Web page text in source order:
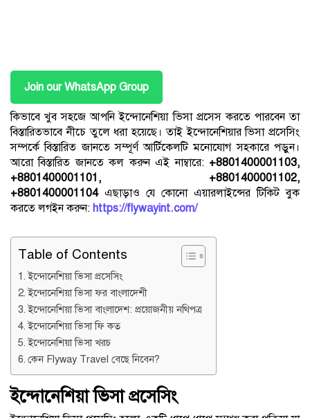
Join our WhatsApp Group
কিভাবে খুব সহজে আপনি ইন্দোনেশিয়া ভিসা প্রসেস করতে পারবেন তা
বিস্তারিতভাবে নীচে তুলে ধরা হয়েছে। তাই ইন্দোনেশিয়ার ভিসা প্রসেসিং
সম্পর্কে বিস্তারিত জানতে সম্পূর্ণ আর্টিকেলটি মনোযোগ সহকারে পড়ুন।
আরো বিস্তারিত জানতে কল করুন এই নাম্বারে: +8801400001103,
+8801400001101, +8801400001102,
+8801400001104 এছাড়াও যে কোনো এয়ারলাইন্সের টিকিট বুক
করতে লগইন করুন: https://flywayint.com/
Table of Contents
ইন্দোনেশিয়া ভিসা প্রসেসিং
ইন্দোনেশিয়া ভিসা ফর বাংলাদেশী
ইন্দোনেশিয়া ভিসা বাংলাদেশ: প্রয়োজনীয় নথিপত্র
ইন্দোনেশিয়া ভিসা ফি কত
ইন্দোনেশিয়া ভিসা খরচ
কেন Flyway Travel বেছে নিবেন?
ইন্দোনেশিয়া ভিসা প্রসেসিং